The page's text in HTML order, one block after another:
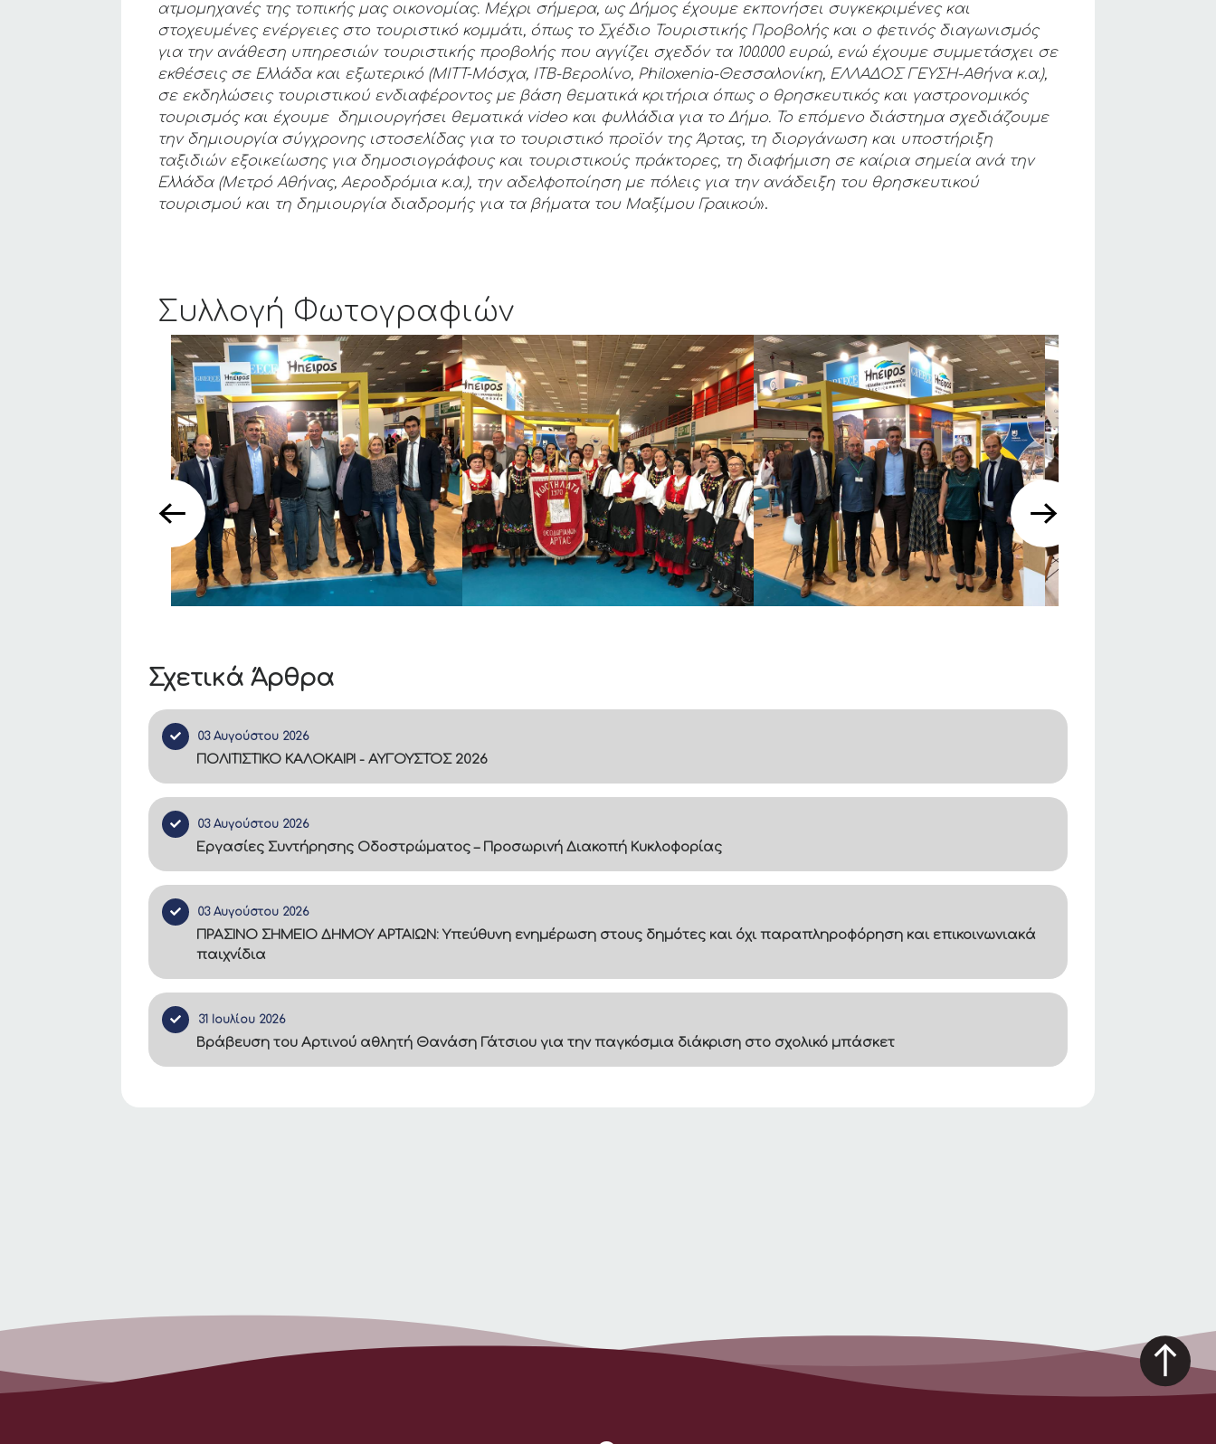
Σχετικά Άρθρα
03 Αυγούστου 2026
ΠΟΛΙΤΙΣΤΙΚΟ ΚΑΛΟΚΑΙΡΙ - ΑΥΓΟΥΣΤΟΣ 2026
03 Αυγούστου 2026
Εργασίες Συντήρησης Οδοστρώματος – Προσωρινή Διακοπή Κυκλοφορίας
03 Αυγούστου 2026
ΠΡΑΣΙΝΟ ΣΗΜΕΙΟ ΔΗΜΟΥ ΑΡΤΑΙΩΝ: Υπεύθυνη ενημέρωση στους δημότες και όχι παραπληροφόρηση και επικοινωνιακά
παιχνίδια
31 Ιουλίου 2026
Βράβευση του Αρτινού αθλητή Θανάση Γάτσιου για την παγκόσμια διάκριση στο σχολικό μπάσκετ
ατμομηχανές της τοπικής μας οικονομίας. Μέχρι σήμερα, ως Δήμος έχουμε εκπονήσει συγκεκριμένες και
στοχευμένες ενέργειες στο τουριστικό κομμάτι, όπως το Σχέδιο Τουριστικής Προβολής και ο φετινός διαγωνισμός
για την ανάθεση υπηρεσιών τουριστικής προβολής που αγγίζει σχεδόν τα 100.000 ευρώ, ενώ έχουμε συμμετάσχει σε
εκθέσεις σε Ελλάδα και εξωτερικό (MITT-Μόσχα, ITB-Βερολίνο, Philoxenia-Θεσσαλονίκη, ΕΛΛΑΔΟΣ ΓΕΥΣΗ-Αθήνα κ.α.),
σε εκδηλώσεις τουριστικού ενδιαφέροντος με βάση θεματικά κριτήρια όπως ο θρησκευτικός και γαστρονομικός
τουρισμός και έχουμε δημιουργήσει θεματικά video και φυλλάδια για το Δήμο. Το επόμενο διάστημα σχεδιάζουμε
την δημιουργία σύγχρονης ιστοσελίδας για το τουριστικό προϊόν της Άρτας, τη διοργάνωση και υποστήριξη
ταξιδιών εξοικείωσης για δημοσιογράφους και τουριστικούς πράκτορες, τη διαφήμιση σε καίρια σημεία ανά την
Ελλάδα (Μετρό Αθήνας, Αεροδρόμια κ.α.), την αδελφοποίηση με πόλεις για την ανάδειξη του θρησκευτικού
τουρισμού και τη δημιουργία διαδρομής για τα βήματα του Μαξίμου Γραικού».
Συλλογή Φωτογραφιών